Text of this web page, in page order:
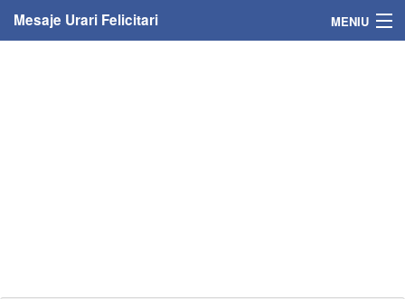
Mesaje Urari Felicitari MENIU